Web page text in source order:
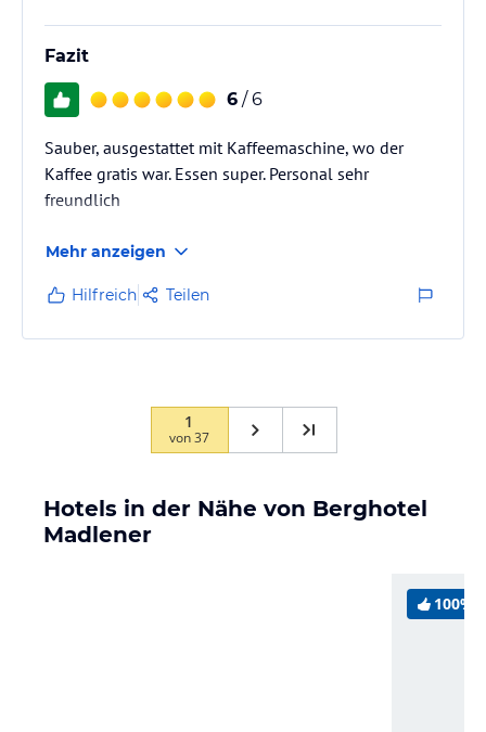
Fazit
6 / 6
Sauber, ausgestattet mit Kaffeemaschine, wo der
Kaffee gratis war. Essen super. Personal sehr
freundlich
Mehr anzeigen
Hilfreich Teilen
1
von37
Hotels in der Nähe von Berghotel
Madlener
100%